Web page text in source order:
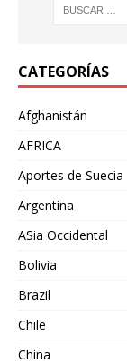
CATEGORÍAS
Afghanistán
AFRICA
Aportes de Suecia
Argentina
ASia Occidental
Bolivia
Brazil
Chile
China